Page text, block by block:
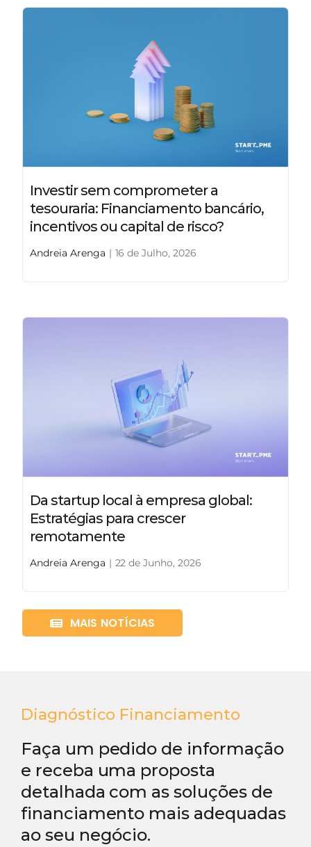
Investir sem comprometer a
tesouraria: Financiamento bancário,
incentivos ou capital de risco?
Andreia Arenga | 16 de Julho, 2026
Da startup local à empresa global:
Estratégias para crescer
remotamente
Andreia Arenga | 22 de Junho, 2026
MAIS NOTÍCIAS
Diagnóstico Financiamento
Faça um pedido de informação
e receba uma proposta
detalhada com as soluções de
financiamento mais adequadas
ao seu negócio.